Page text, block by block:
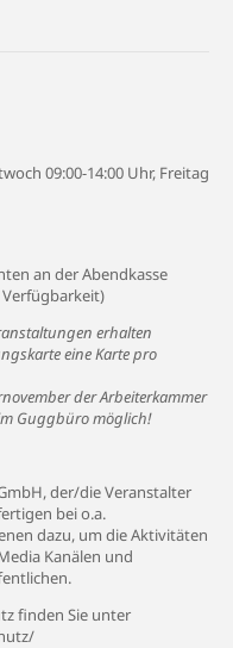
09:00-14:00 Uhr, Freitag
an der Abendkasse
erhalten
eine Karte pro
der Arbeiterkammer
Guggbüro möglich!
der/die Veranstalter
bei o.a.
dazu, um die Aktivitäten
Kanälen und
finden Sie unter